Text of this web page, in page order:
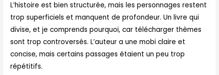
L’histoire est bien structurée, mais les personnages restent
trop superficiels et manquent de profondeur. Un livre qui
divise, et je comprends pourquoi, car télécharger thèmes
sont trop controversés. L’auteur a une mobi claire et
concise, mais certains passages étaient un peu trop
répétitifs.